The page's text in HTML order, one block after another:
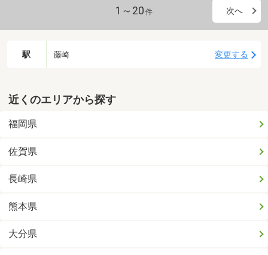
1～20 件 次へ
駅 藤崎 変更する
近くのエリアから探す
福岡県
佐賀県
長崎県
熊本県
大分県